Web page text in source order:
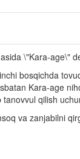
\"Kara-age\"
bosqichda
Kara-age
qilish
va zanjabilni